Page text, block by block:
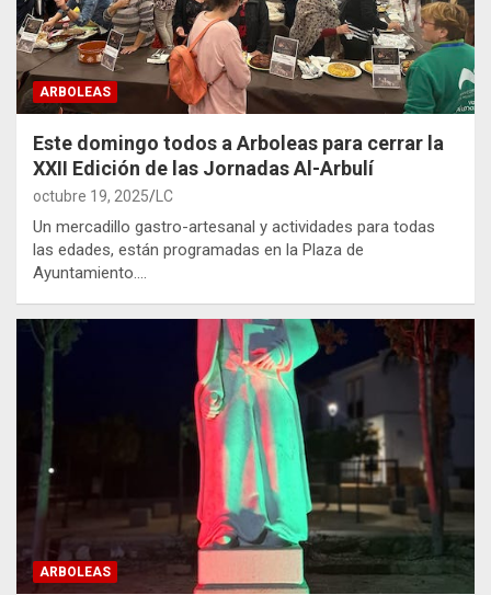
ARBOLEAS
Este domingo todos a Arboleas para cerrar la
XXII Edición de las Jornadas Al-Arbulí
octubre 19, 2025 LC
Un mercadillo gastro-artesanal y actividades para todas
las edades, están programadas en la Plaza de
Ayuntamiento.…
ARBOLEAS